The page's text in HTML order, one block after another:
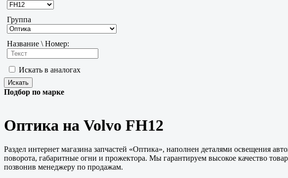
Группа
Название \ Номер:
Искать в аналогах
Подбор по марке
Оптика на Volvo FH12
Раздел интернет магазина запчастей «Оптика», наполнен деталями освещения
поворота, габаритные огни и прожектора. Мы гарантируем высокое качество
позвонив менеджеру по продажам.